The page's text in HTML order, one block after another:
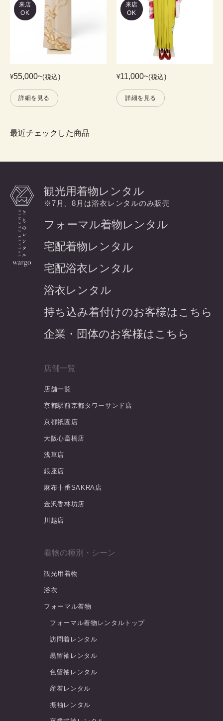
来店
OK
¥55,000~(税込)
詳細を見る
来店
OK
¥11,000~(税込)
詳細を見る
最近チェックした商品
観光用着物レンタル
※7月、8月は浴衣レンタルのみ販売
フォーマル着物レンタル
宅配着物レンタル
宅配浴衣レンタル
浴衣レンタル
持ち込み着付けのお客様はこちら
企業・団体のお客様はこちら
店舗一覧
店舗一覧
京都駅前京都タワーサンド店
京都祇園店
大阪心斎橋店
浅草店
銀座店
麻布十番SAKRA店
金沢香林坊店
川越店
着物の種別・シーン
観光用着物
浴衣
フォーマル着物
フォーマル着物レンタルトップ
訪問着レンタル
黒留袖レンタル
色留袖レンタル
産着レンタル
振袖レンタル